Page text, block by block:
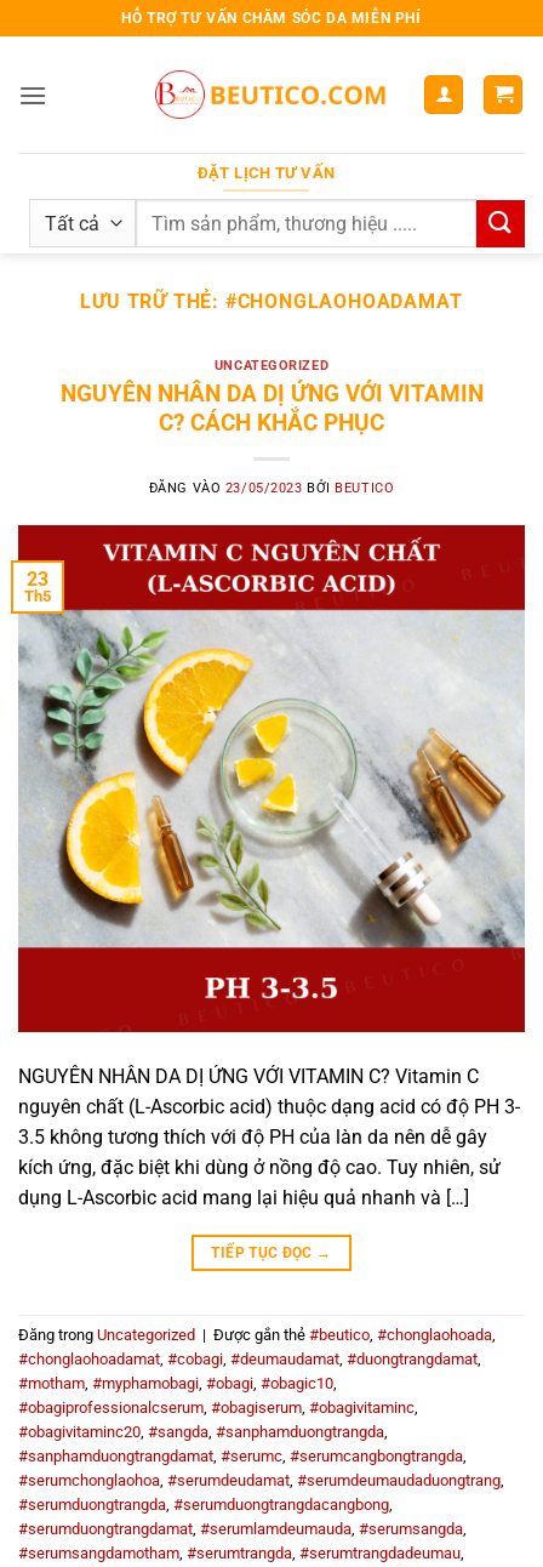
qua
dung
HỖ TRỢ TƯ VẤN CHĂM SÓC DA MIỄN PHÍ
ĐẶT LỊCH TƯ VẤN
Search
LƯU TRỮ THẺ: #CHONGLAOHOADAMAT
UNCATEGORIZED
NGUYÊN NHÂN DA DỊ ỨNG VỚI VITAMIN
C? CÁCH KHẮC PHỤC
ĐĂNG VÀO 23/05/2023 BỞIBEUTICO
23
Th5
NGUYÊN NHÂN DA DỊ ỨNG VỚI VITAMIN C? Vitamin C
nguyên chất (L-Ascorbic acid) thuộc dạng acid có độ PH 3-
3.5 không tương thích với độ PH của làn da nên dễ gây
kích ứng, đặc biệt khi dùng ở nồng độ cao. Tuy nhiên, sử
dụng L-Ascorbic acid mang lại hiệu quả nhanh và […]
TIẾP TỤC ĐỌC →
Đăng trong Uncategorized | Được gắn thẻ #beutico, #chonglaohoada,
#chonglaohoadamat, #cobagi, #deumaudamat, #duongtrangdamat,
#motham, #myphamobagi, #obagi, #obagic10,
#obagiprofessionalcserum, #obagiserum, #obagivitaminc,
#obagivitaminc20, #sangda, #sanphamduongtrangda,
#sanphamduongtrangdamat, #serumc, #serumcangbongtrangda,
#serumchonglaohoa, #serumdeudamat, #serumdeumaudaduongtrang,
#serumduongtrangda, #serumduongtrangdacangbong,
#serumduongtrangdamat, #serumlamdeumauda, #serumsangda,
#serumsangdamotham, #serumtrangda, #serumtrangdadeumau,